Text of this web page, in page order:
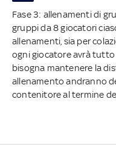
Fase 3: allenamenti di
gruppi da 8 giocatori
allenamenti, sia per
ogni giocatore avrà
bisogna mantenere la
allenamento andranno
contenitore al termine